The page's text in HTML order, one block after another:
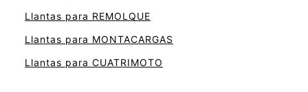
Llantas para REMOLQUE
Llantas para MONTACARGAS
Llantas para CUATRIMOTO